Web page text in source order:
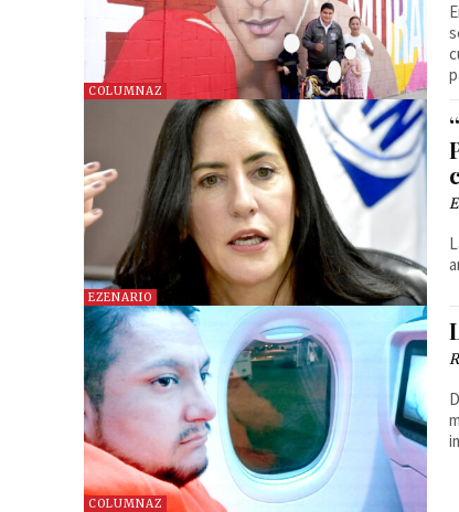
COLUMNAZ
EZENARIO
COLUMNAZ